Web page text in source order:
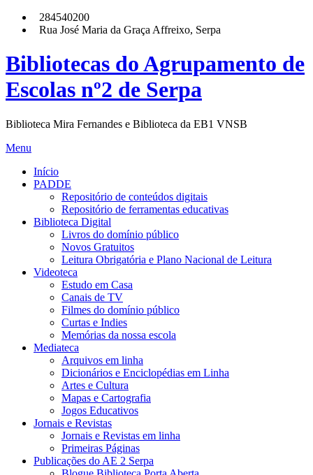
Skip
284540200
Rua José Maria da Graça Affreixo, Serpa
Bibliotecas do Agrupamento de
Escolas nº2 de Serpa
Biblioteca Mira Fernandes e Biblioteca da EB1 VNSB
Menu
Início
PADDE
Repositório de conteúdos digitais
Repositório de ferramentas educativas
Biblioteca Digital
Livros do domínio público
Novos Gratuitos
Leitura Obrigatória e Plano Nacional de Leitura
Videoteca
Estudo em Casa
Canais de TV
Filmes do domínio público
Curtas e Indies
Memórias da nossa escola
Mediateca
Arquivos em linha
Dicionários e Enciclopédias em Linha
Artes e Cultura
Mapas e Cartografia
Jogos Educativos
Jornais e Revistas
Jornais e Revistas em linha
Primeiras Páginas
Publicações do AE 2 Serpa